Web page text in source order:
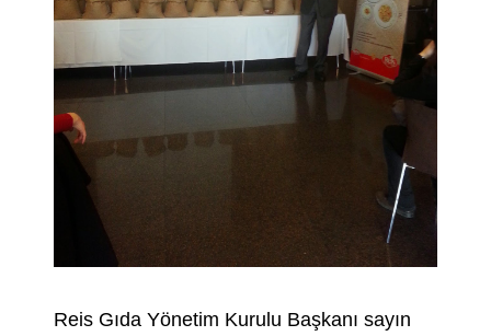
Reis Gıda Yönetim Kurulu Başkanı sayın